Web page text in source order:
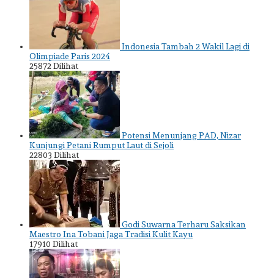
Indonesia Tambah 2 Wakil Lagi di
Olimpiade Paris 2024
25872 Dilihat
Potensi Menunjang PAD, Nizar
Kunjungi Petani Rumput Laut di Sejoli
22803 Dilihat
Godi Suwarna Terharu Saksikan
Maestro Ina Tobani Jaga Tradisi Kulit Kayu
17910 Dilihat